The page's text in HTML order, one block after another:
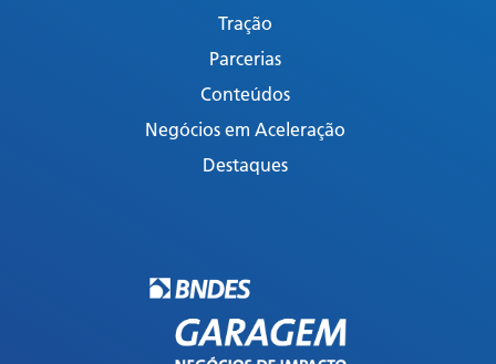
Tração
Parcerias
Conteúdos
Negócios em Aceleração
Destaques